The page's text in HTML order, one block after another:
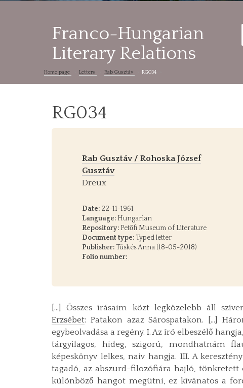
Franco-Hungarian
Literary Relations
Home page Letters Rab Gusztáv RG034
RG034
Rab Gusztáv / Rohoska József
Gusztáv
Dreux
Date: 22-11-1961
Language: Hungarian
Repository: Petőfi Museum of Literature
Document type: Typed letter
Publisher: Tüskés Anna (18-05-2018)
Folio number:
[…] Összes írásaim közt legközelebb áll
Erzsébet: Patakon azaz Sárospatakon. […]
egybeolvadása a regény. I. Az író elbeszélő
tárgyilagos, hideg, szigorú, mondhatnám
képeskönyv lelkes, naiv hangja. III. A
tagadó, az abszurd-filozófiára hajló, tönkretett
különböző hangot megütni, ez kívánatos a